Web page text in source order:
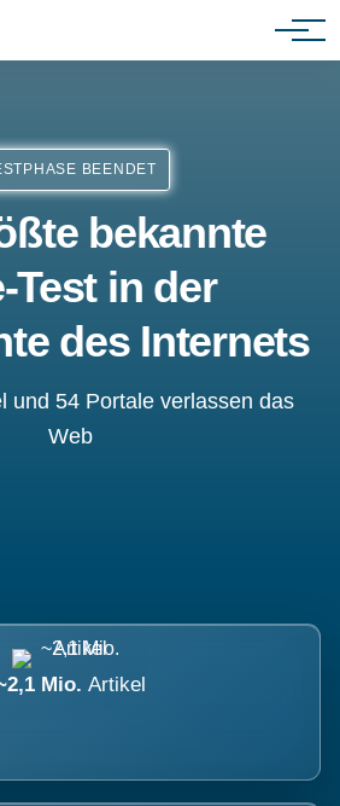
BEENDET
bekannte
Test in der
des Internets
und 54 Portale verlassen das
Web
Mio. Artikel